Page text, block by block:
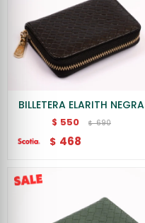
BILLETERA ELARITH NEGRA
$ 550 $ 690
$ 468